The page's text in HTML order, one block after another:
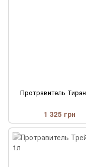
Протравитель
1 325 грн